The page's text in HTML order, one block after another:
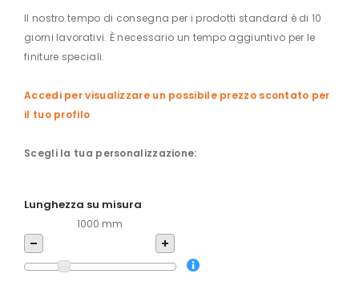
Il nostro tempo di consegna per i prodotti standard è di 10
giorni lavorativi. È necessario un tempo aggiuntivo per le
finiture speciali.
Accedi per visualizzare un possibile prezzo scontato per
il tuo profilo
Scegli la tua personalizzazione:
Lunghezza su misura
1000 mm